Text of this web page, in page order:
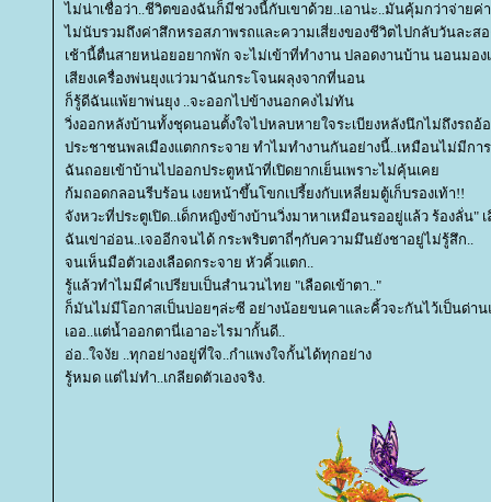
ไม่น่าเชื่อว่า..ชีวิตของฉันก็มีช่วงนี้กับเขาด้วย..เอาน่ะ..มันคุ้มกว่าจ่าย
ไม่นับรวมถึงค่าสึกหรอสภาพรถและความเสี่ยงของชีวิตไปกลับวันละส
เช้านี้ตื่นสายหน่อยอยากพัก จะไม่เข้าที่ทำงาน ปลอดงานบ้าน นอนมอง
เสียงเครื่องพ่นยุงแว่วมาฉันกระโจนผลุงจากที่นอน
ก็รู้ดีฉันแพ้ยาพ่นยุง ..จะออกไปข้างนอกคงไม่ทัน
วิ่งออกหลังบ้านทั้งชุดนอนตั้งใจไปหลบหายใจระเบียงหลังนึกไม่ถึงรถ
ประชาชนพลเมืองแตกกระจาย ทำไมทำงานกันอย่างนี้..เหมือนไม่มีกา
ฉันถอยเข้าบ้านไปออกประตูหน้าที่เปิดยากเย็นเพราะไม่คุ้นเค
ก้มถอดกลอนรีบร้อน เงยหน้าขึ้นโขกเปรี้ยงกับเหลี่ยมตู้เก็บรองเท้า!!
จังหวะที่ประตูเปิด..เด็กหญิงข้างบ้านวิ่งมาหาเหมือนรออยู่แล้ว ร้องลั่น" เ
ฉันเข่าอ่อน..เจออีกจนได้ กระพริบตาถี่ๆกับความมึนยังชาอยู่ไม่รู้สึก..
จนเห็นมือตัวเองเลือดกระจาย หัวคิ้วแตก..
รู้แล้วทำไมมีคำเปรียบเป็นสำนวนไทย "เลือดเข้าตา.."
ก็มันไม่มีโอกาสเป็นบ่อยๆล่ะซี อย่างน้อยขนคาและคิ้วจะกันไว้เป็นด่าน
เออ..แต่น้ำออกตานี่เอาอะไรมากั้นดี..
อ่อ..ใจงัย ..ทุกอย่างอยู่ที่ใจ..กำแพงใจกั้นได้ทุกอย่าง
รู้หมด แต่ไม่ทำ..เกลียดตัวเองจริง.